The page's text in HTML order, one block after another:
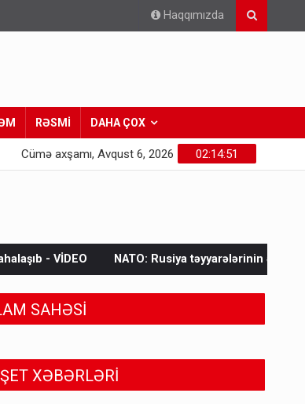
Haqqımızda
RƏSMİ DAHA ÇOX
02:14:53
Cümə axşamı, Avqust 6, 2026
Rusiya təyyarələrinin ələ keçirilməsi bir ildə 250%
SAHƏSİ
XƏBƏRLƏRİ